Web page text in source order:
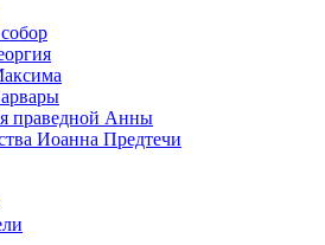
праведной Анны
Иоанна Предтечи